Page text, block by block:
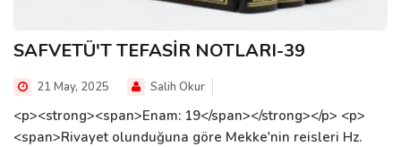
SAFVETÜ'T TEFASİR NOTLARI-39
21 May, 2025 Salih Okur
<p><strong><span>Enam: 19</span></strong></p> <p>
<span>Rivayet olunduğuna göre Mekke'nin reisleri Hz.